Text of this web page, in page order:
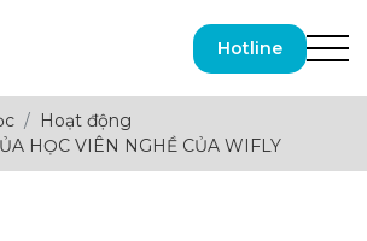
Hotline
Hoạt động
HỌC VIÊN NGHỀ CỦA WIFLY